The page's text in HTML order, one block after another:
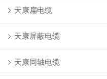
天康扁电缆
天康屏蔽电缆
天康同轴电缆